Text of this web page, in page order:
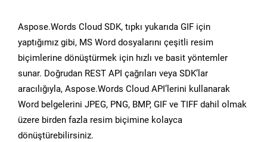
Aspose.Words Cloud SDK, tıpkı yukarıda GIF için
yaptığımız gibi, MS Word dosyalarını çeşitli resim
biçimlerine dönüştürmek için hızlı ve basit yöntemler
sunar. Doğrudan REST API çağrıları veya SDK’lar
aracılığıyla, Aspose.Words Cloud API’lerini kullanarak
Word belgelerini JPEG, PNG, BMP, GIF ve TIFF dahil olmak
üzere birden fazla resim biçimine kolayca
dönüştürebilirsiniz.